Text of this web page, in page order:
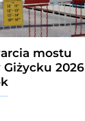
mostu
2026